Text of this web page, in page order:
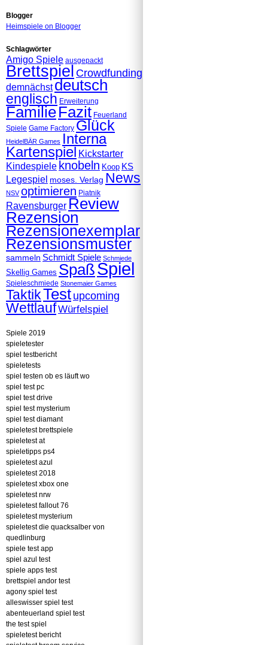
Blogger
Heimspiele on Blogger
Schlagwörter
Amigo Spiele ausgepackt
Brettspiel Crowdfunding
demnächst deutsch
englisch Erweiterung
FamilieFazit Feuerland
Spiele Game Factory Glück
HeidelBÄR Games Interna
Kartenspiel Kickstarter
Kindespiele knobeln Koop KS
Legespiel moses. Verlag News
NSV optimieren Piatnik
RavensburgerReview
Rezension
Rezensionexemplar
Rezensionsmuster
sammeln Schmidt Spiele Schmiede
Skellig Games SpaßSpiel
Spieleschmiede Stonemaier Games
TaktikTest upcoming
WettlaufWürfelspiel
Spiele 2019
spieletester
spiel testbericht
spieletests
spiel testen ob es läuft wo
spiel test pc
spiel test drive
spiel test mysterium
spiel test diamant
spieletest brettspiele
spieletest at
spieletipps ps4
spieletest azul
spieletest 2018
spieletest xbox one
spieletest nrw
spieletest fallout 76
spieletest mysterium
spieletest die quacksalber von
quedlinburg
spiele test app
spiel azul test
spiele apps test
brettspiel andor test
agony spiel test
alleswisser spiel test
abenteuerland spiel test
the test spiel
spieletest bericht